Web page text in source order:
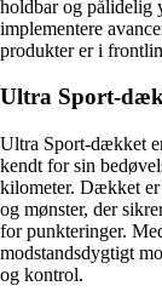
holdbar og pålidelig
implementere
produkter er i
Ultra Sport-
Ultra Sport-dækket
kendt for sin
kilometer. Dækket
og mønster, der
for punkteringer.
modstandsdygtigt
og kontrol.